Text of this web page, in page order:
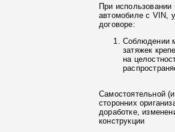
При использовании
автомобиле с VIN,
договоре:
Соблюдении
затяжек
на
Самостоятельной
сторонних
доработке,
конструкции